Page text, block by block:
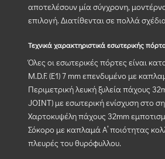
αποτελέσουν μία σύγχρονη,
επιλογή. Διατίθενται σε πολλά
Τεχνικά χαρακτηριστικά εσωτερικής
Όλες οι εσωτερικές πόρτες είναι
M.D.F. (Ε1) 7 mm επενδυμένο με
Περιμετρική λευκή ξυλεία πάχους
JOINT) με εσωτερική ενίσχυση στο
Χαρτοκυψέλη πάχους 32mm
Σόκορο με καπλαμά Α’ ποιότητας
πλευρές του θυρόφυλλου.